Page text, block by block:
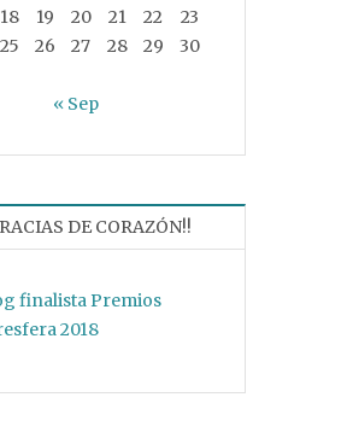
18 19 20 21 22
23
25 26 27 28 29
30
« Sep
DE CORAZÓN!!